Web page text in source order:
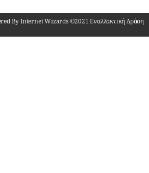
By Internet Wizards ©2021 Εναλλακτική Δράση